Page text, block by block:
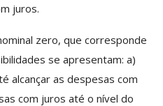
juros.
zero, que corresponde
se apresentam: a)
alcançar as despesas com
com juros até o nível do